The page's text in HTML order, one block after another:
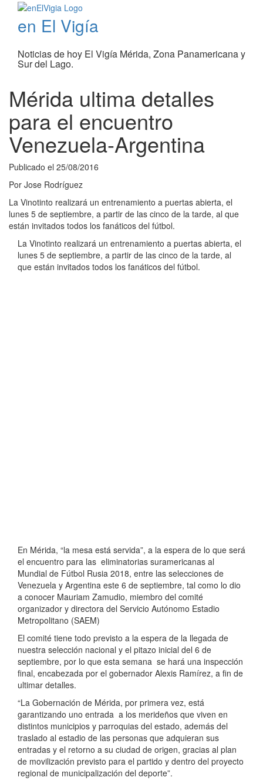
en El Vigía
Noticias de hoy El Vigía Mérida, Zona Panamericana y
Sur del Lago.
Mérida ultima detalles
para el encuentro
Venezuela-Argentina
Publicado el 25/08/2016
Por Jose Rodríguez
La Vinotinto realizará un entrenamiento a puertas abierta, el
lunes 5 de septiembre, a partir de las cinco de la tarde, al que
están invitados todos los fanáticos del fútbol.
La Vinotinto realizará un entrenamiento a puertas abierta, el
lunes 5 de septiembre, a partir de las cinco de la tarde, al
que están invitados todos los fanáticos del fútbol.
En Mérida, “la mesa está servida”, a la espera de lo que será
el encuentro para las eliminatorias suramericanas al
Mundial de Fútbol Rusia 2018, entre las selecciones de
Venezuela y Argentina este 6 de septiembre, tal como lo dio
a conocer Mauriam Zamudio, miembro del comité
organizador y directora del Servicio Autónomo Estadio
Metropolitano (SAEM)
El comité tiene todo previsto a la espera de la llegada de
nuestra selección nacional y el pitazo inicial del 6 de
septiembre, por lo que esta semana se hará una inspección
final, encabezada por el gobernador Alexis Ramírez, a fin de
ultimar detalles.
“La Gobernación de Mérida, por primera vez, está
garantizando uno entrada a los merideños que viven en
distintos municipios y parroquias del estado, además del
traslado al estadio de las personas que adquieran sus
entradas y el retorno a su ciudad de origen, gracias al plan
de movilización previsto para el partido y dentro del proyecto
regional de municipalización del deporte”.